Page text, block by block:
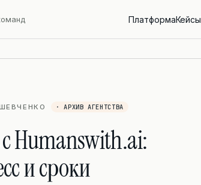
ПлатформаКейсы
· АРХИВ АГЕНТСТВА
Humanswith.ai:
и сроки